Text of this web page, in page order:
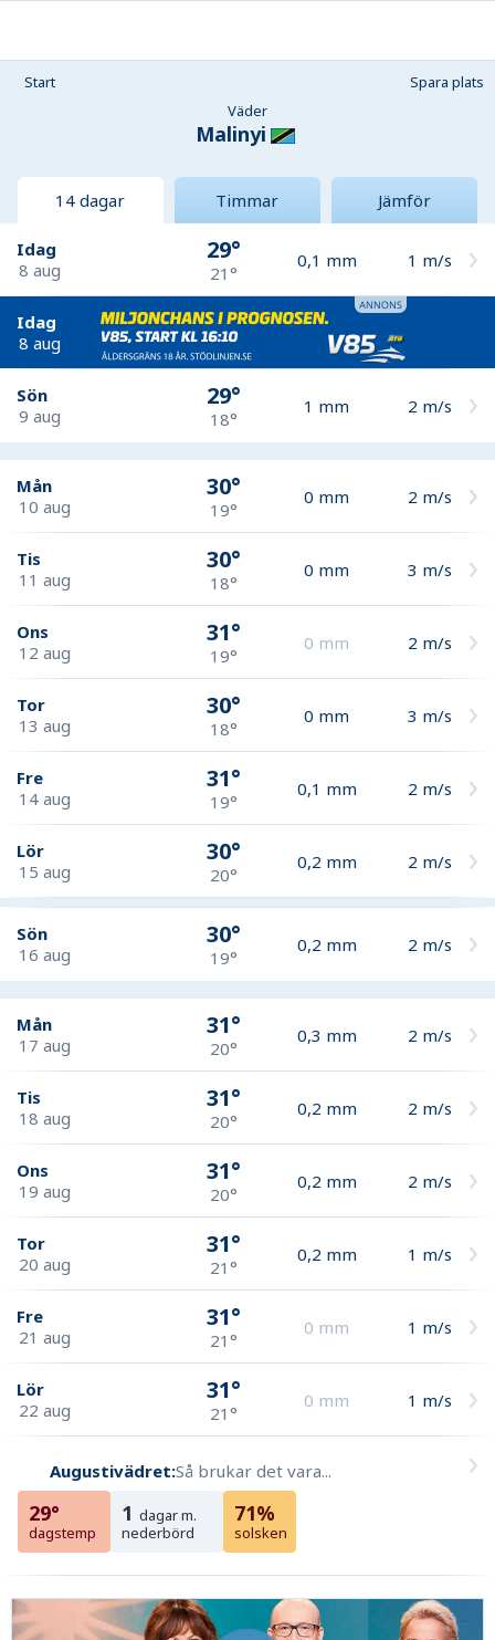
Start
Spara plats
Väder
Malinyi
14 dagar Timmar Jämför
Idag
8 aug
29°
21°
0,1 mm 1 m/s
Idag
8 aug
Sön
9 aug
29°
18°
1 mm 2 m/s
Mån
10 aug
30°
19°
0 mm 2 m/s
Tis
11 aug
30°
18°
0 mm 3 m/s
Ons
12 aug
31°
19°
0 mm 2 m/s
Tor
13 aug
30°
18°
0 mm 3 m/s
Fre
14 aug
31°
19°
0,1 mm 2 m/s
Lör
15 aug
30°
20°
0,2 mm 2 m/s
Sön
16 aug
30°
19°
0,2 mm 2 m/s
Mån
17 aug
31°
20°
0,3 mm 2 m/s
Tis
18 aug
31°
20°
0,2 mm 2 m/s
Ons
19 aug
31°
20°
0,2 mm 2 m/s
Tor
20 aug
31°
21°
0,2 mm 1 m/s
Fre
21 aug
31°
21°
0 mm 1 m/s
Lör
22 aug
31°
21°
0 mm 1 m/s
Augustivädret:Så brukar det vara...
29°
dagstemp
1 dagar m.
nederbörd
71%
solsken